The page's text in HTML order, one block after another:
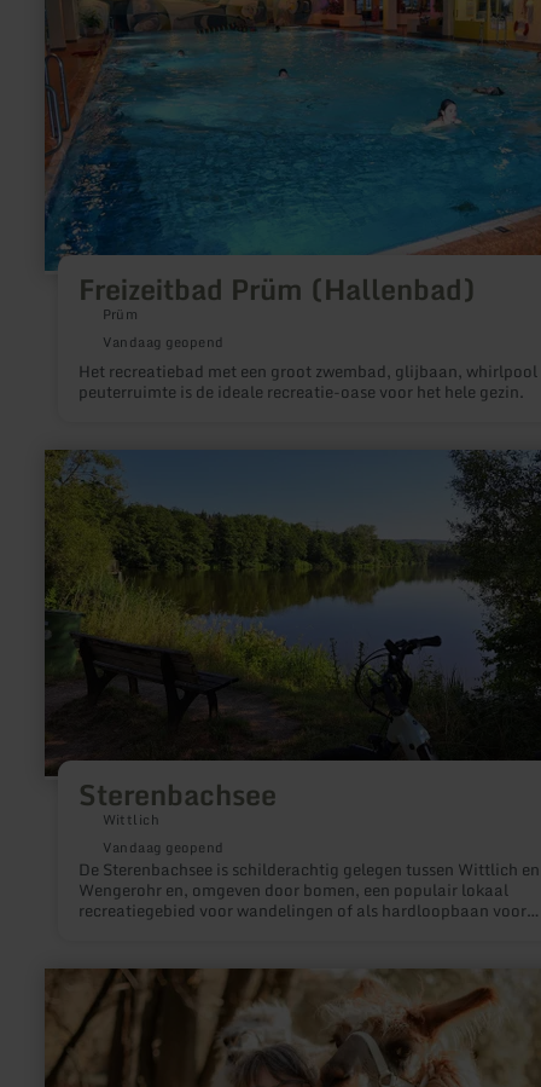
Freizeitbad Prüm (Hallenbad)
Prüm
Vandaag geopend
Het recreatiebad met een groot zwembad, glijbaan, whirlpool
peuterruimte is de ideale recreatie-oase voor het hele gezin.
Sterenbachsee
Wittlich
Vandaag geopend
De Sterenbachsee is schilderachtig gelegen tussen Wittlich en
Wengerohr en, omgeven door bomen, een populair lokaal
recreatiegebied voor wandelingen of als hardloopbaan voor
meer
informatie
over:
Sterenbachsee
informatie
Lama-
und
Alpakaerlebnisse